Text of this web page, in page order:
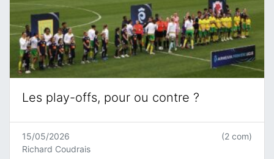
Les play-offs, pour ou contre ?
15/05/2026
Richard Coudrais
(2 com)